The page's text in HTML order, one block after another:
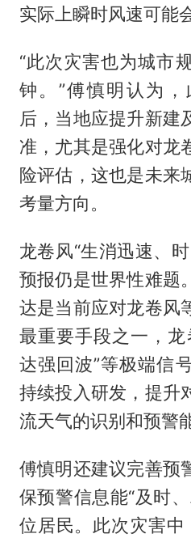
实际上瞬时风速可能
“此次灾害也为城市
钟。”傅慎明认为
后，当地应提升新建
准，尤其是强化对龙
险评估，这也是未来
考量方向。
龙卷风“生消迅速、
预报仍是世界性难题
达是当前应对龙卷风
最重要手段之一，
达强回波”等极端信
持续投入研发，提升
流天气的识别和预警
傅慎明还建议完善预
保预警信息能“及时
位居民。此次灾害